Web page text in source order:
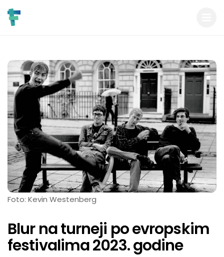
Foto: Kevin Westenberg
Blur na turneji po evropskim
festivalima 2023. godine